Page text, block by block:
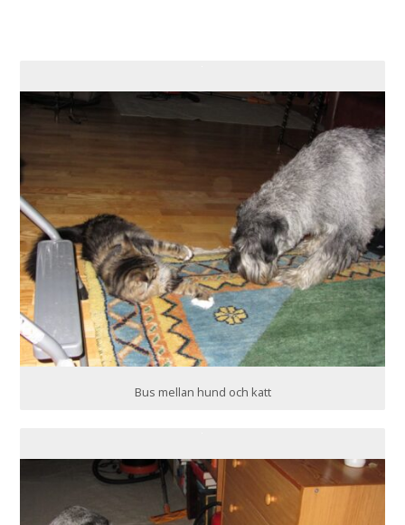
Bus mellan hund och katt